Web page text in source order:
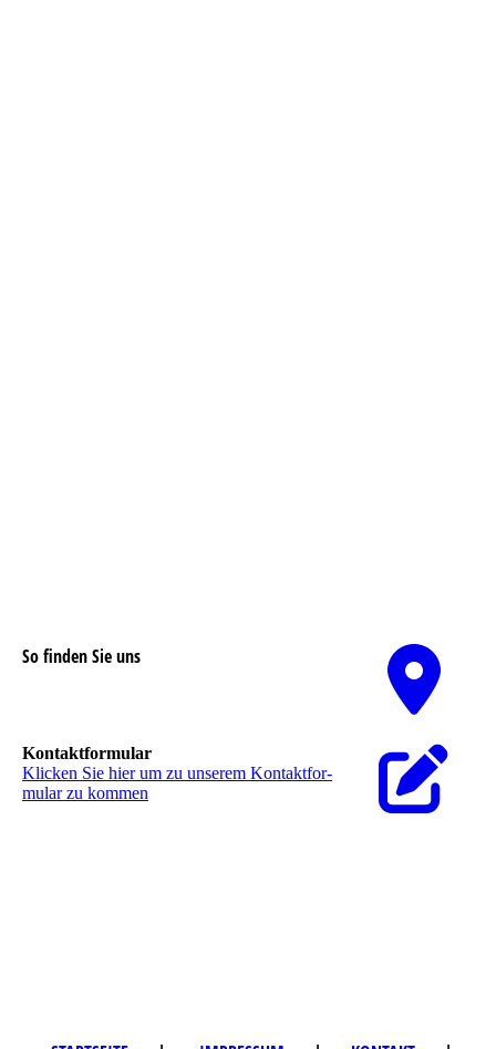
So finden Sie uns
Kontaktformular
Klicken Sie hier um zu unserem Kon­takt­for­
mu­lar zu kommen